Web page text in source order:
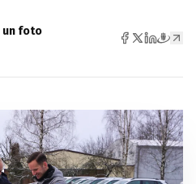
un foto